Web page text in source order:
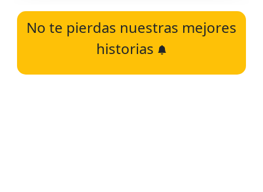
No te pierdas nuestras mejores
historias